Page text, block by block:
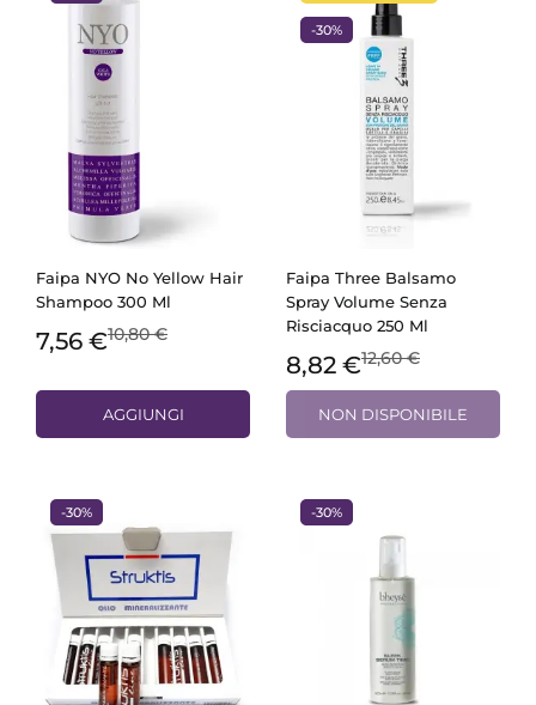
Faipa NYO No Yellow Hair
Shampoo 300 Ml
7,56 €10,80 €
AGGIUNGI
Faipa Three Balsamo
Spray Volume Senza
Risciacquo 250 Ml
8,82 €12,60 €
NON DISPONIBILE
-30%
-30% -30%